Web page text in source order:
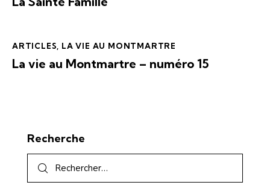
ARTICLES, LA VIE AU MONTMARTRE
La vie au Montmartre – numéro 15
Recherche